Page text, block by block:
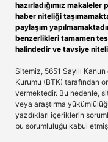
hazırladığımız
haber niteliği
paylaşım
benzerlikleri tamamen
halindedir ve tavsiye
Sitemiz, 5651 Sayılı
Kurumu (BTK) tarafından
vermektedir. Bu nedenle,
veya araştırma
yazdıkları içeriklerin
bu sorumluluğu kabul etmiş